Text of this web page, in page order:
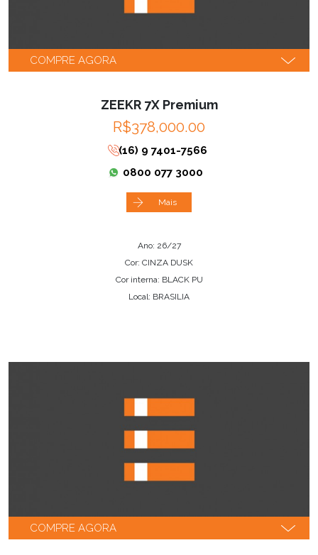
COMPRE AGORA
ZEEKR 7X Premium
R$378,000.00
(16) 9 7401-7566
0800 077 3000
Mais
Ano: 26/27
Cor: CINZA DUSK
Cor interna: BLACK PU
Local: BRASILIA
COMPRE AGORA